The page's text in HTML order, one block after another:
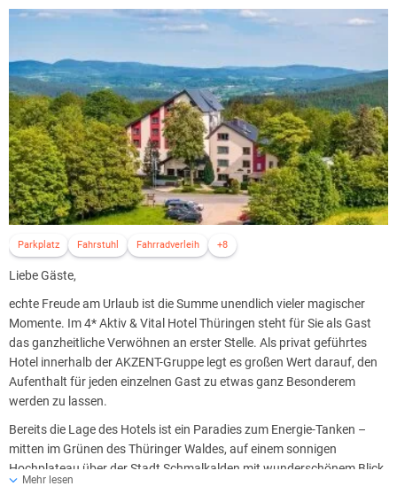
Parkplatz Fahrstuhl Fahrradverleih +8
Liebe Gäste,
echte Freude am Urlaub ist die Summe unendlich vieler magischer
Momente. Im 4* Aktiv & Vital Hotel Thüringen steht für Sie als Gast
das ganzheitliche Verwöhnen an erster Stelle. Als privat geführtes
Hotel innerhalb der AKZENT-Gruppe legt es großen Wert darauf, den
Aufenthalt für jeden einzelnen Gast zu etwas ganz Besonderem
werden zu lassen.
Bereits die Lage des Hotels ist ein Paradies zum Energie-Tanken –
mitten im Grünen des Thüringer Waldes, auf einem sonnigen
Hochplateau über der Stadt Schmalkalden mit wunderschönem Blick
über das Tal, sowie auf die Rhön und den Rennsteig. Ob Wanderer,
Mehr lesen